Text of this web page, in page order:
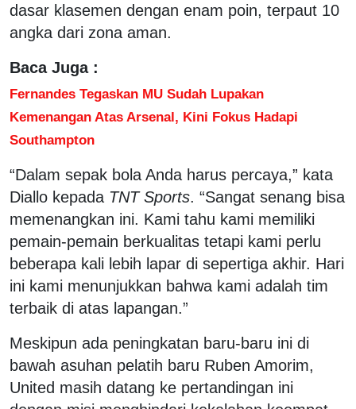
dasar klasemen dengan enam poin, terpaut 10
angka dari zona aman.
Baca Juga :
Fernandes Tegaskan MU Sudah Lupakan
Kemenangan Atas Arsenal, Kini Fokus Hadapi
Southampton
“Dalam sepak bola Anda harus percaya,” kata
Diallo kepada TNT Sports. “Sangat senang bisa
memenangkan ini. Kami tahu kami memiliki
pemain-pemain berkualitas tetapi kami perlu
beberapa kali lebih lapar di sepertiga akhir. Hari
ini kami menunjukkan bahwa kami adalah tim
terbaik di atas lapangan.”
Meskipun ada peningkatan baru-baru ini di
bawah asuhan pelatih baru Ruben Amorim,
United masih datang ke pertandingan ini